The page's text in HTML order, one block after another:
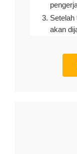
Setelah
akan